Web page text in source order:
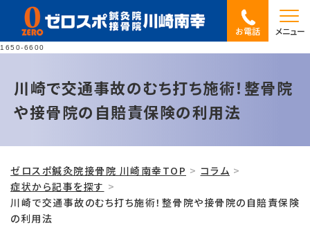
1650-6600
お電話 メニュー
川崎で交通事故のむち打ち施術！整骨院
や接骨院の自賠責保険の利用法
ゼロスポ鍼灸院接骨院 川崎南幸TOP
コラム
症状から記事を探す
川崎で交通事故のむち打ち施術！整骨院や接骨院の自賠責保険
の利用法